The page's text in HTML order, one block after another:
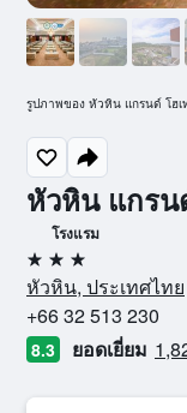
หัวหิน แกรน
โรงแรม
3 ดาว
หัวหิน, ประเทศไทย
+66 32 513 230
8.3 ยอดเยี่ยม
รูปภาพของ หัวหิน แกรนด์ โฮ